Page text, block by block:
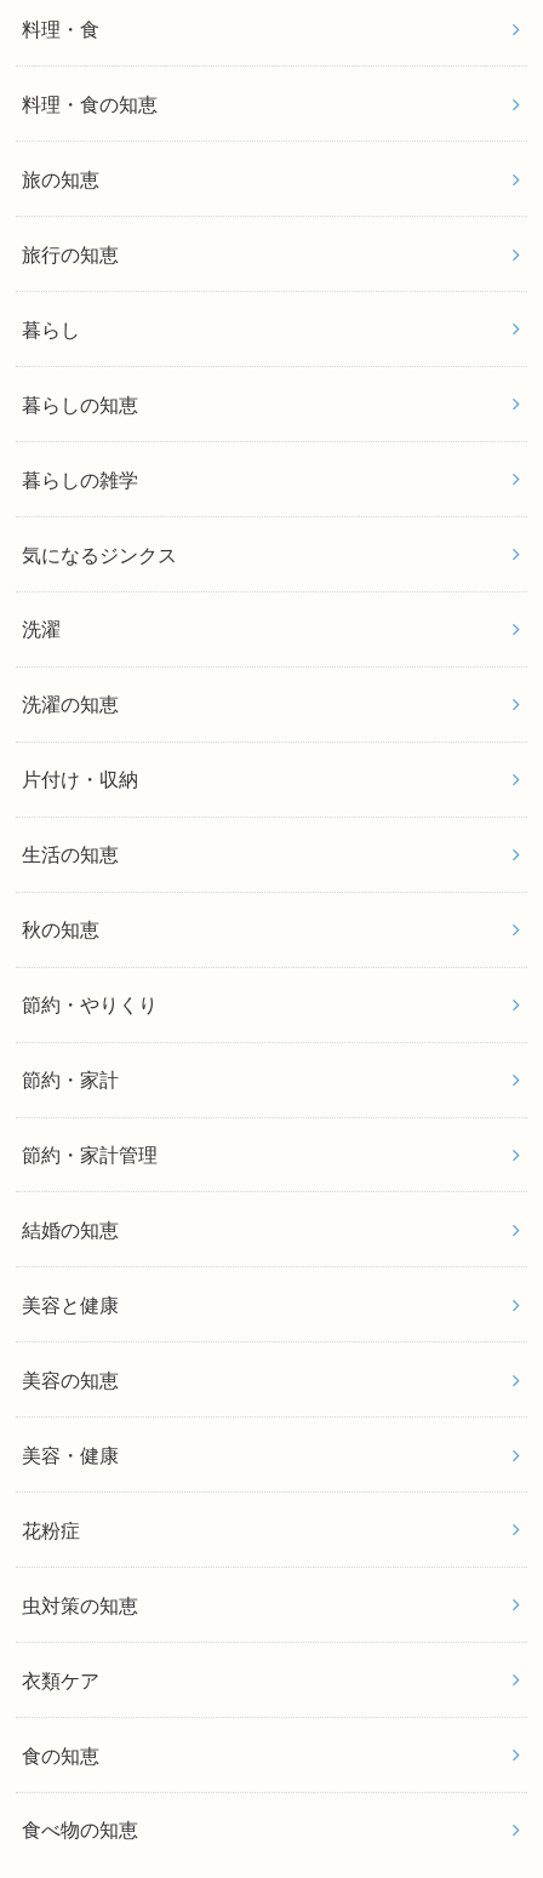
料理・食
料理・食の知恵
旅の知恵
旅行の知恵
暮らし
暮らしの知恵
暮らしの雑学
気になるジンクス
洗濯
洗濯の知恵
片付け・収納
生活の知恵
秋の知恵
節約・やりくり
節約・家計
節約・家計管理
結婚の知恵
美容と健康
美容の知恵
美容・健康
花粉症
虫対策の知恵
衣類ケア
食の知恵
食べ物の知恵